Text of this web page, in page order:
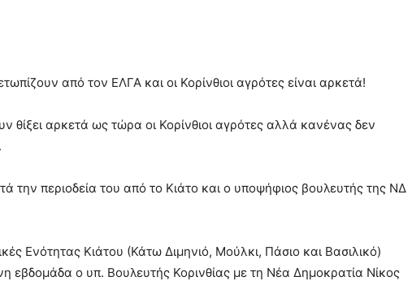
από τον ΕΛΓΑ και οι Κορίνθιοι αγρότες είναι αρκετά!
θίξει αρκετά ως τώρα οι Κορίνθιοι αγρότες αλλά κανένας δεν
την περιοδεία του από το Κιάτο και ο υποψήφιος βουλευτής της ΝΔ
Ενότητας Κιάτου (Κάτω Διμηνιό, Μούλκι, Πάσιο και Βασιλικό)
εβδομάδα ο υπ. Βουλευτής Κορινθίας με τη Νέα Δημοκρατία Νίκος